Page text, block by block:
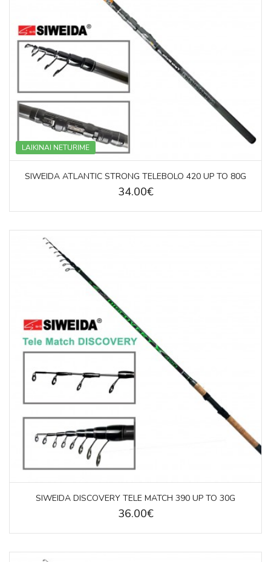
LAIKINAI NETURIME
SIWEIDA ATLANTIC STRONG TELEBOLO 420 UP TO 80G
34.00€
SIWEIDA DISCOVERY TELE MATCH 390 UP TO 30G
36.00€